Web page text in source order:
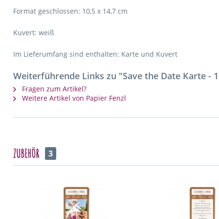
Format geschlossen: 10,5 x 14,7 cm
Kuvert: weiß
Im Lieferumfang sind enthalten: Karte und Kuvert
Weiterführende Links zu "Save the Date Karte -
Fragen zum Artikel?
Weitere Artikel von Papier Fenzl
ZUBEHÖR 3